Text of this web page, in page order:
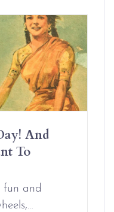
And
To
fun and